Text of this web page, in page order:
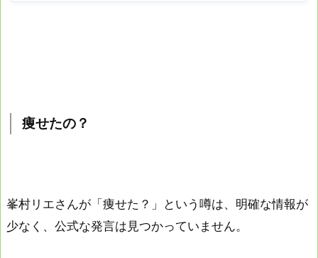
痩せたの？
峯村リエさんが「痩せた？」という噂は、明確な情報が
少なく、公式な発言は見つかっていません。